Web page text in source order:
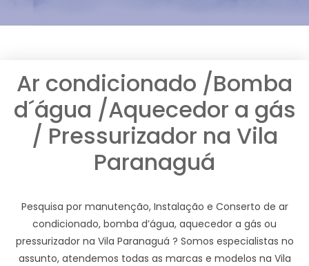
Ar condicionado /Bomba
d´água /Aquecedor a gás
/ Pressurizador na Vila
Paranaguá
Pesquisa por manutenção, Instalação e Conserto de ar
condicionado, bomba d’água, aquecedor a gás ou
pressurizador na Vila Paranaguá ? Somos especialistas no
assunto, atendemos todas as marcas e modelos na Vila